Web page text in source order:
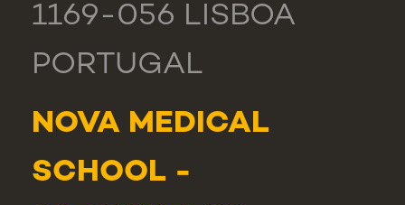
1169-056 LISBOA
PORTUGAL
NOVA MEDICAL
SCHOOL -